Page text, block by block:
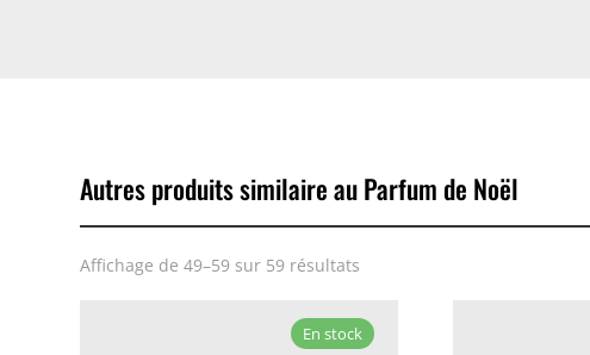
Autres produits similaire au Parfum de Noël
Affichage de 49–59 sur 59 résultats
En stock